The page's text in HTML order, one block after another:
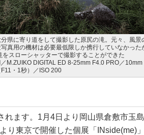
県に寄り道をして撮影した原尻の滝。元々、風景
真用の機材は必要最低限しか携行していなかった
スローシャッターで撮影することができた
M.ZUIKO DIGITAL ED 8-25mm F4.0 PRO／
・1秒）／ISO 200
れます。1月4日より岡山県倉敷市玉
り東京で開催した個展「INside(me)